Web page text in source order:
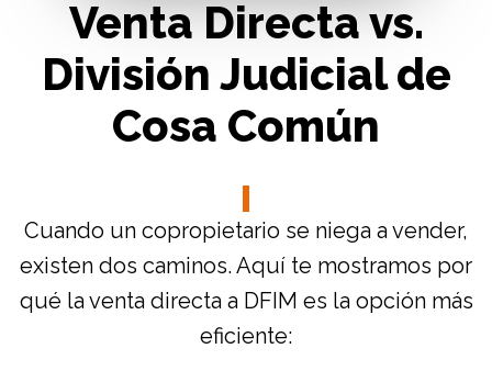
Venta Directa vs.
División Judicial de
Cosa Común
Cuando un copropietario se niega a vender,
existen dos caminos. Aquí te mostramos por
qué la venta directa a DFIM es la opción más
eficiente: